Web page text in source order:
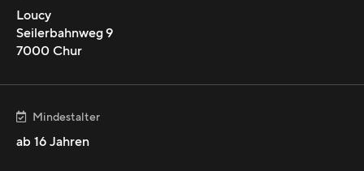
Loucy
Seilerbahnweg 9
7000 Chur
 Mindestalter
ab 16 Jahren